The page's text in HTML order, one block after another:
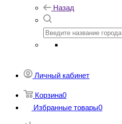
Назад
Личный кабинет
Корзина0
Избранные товары0